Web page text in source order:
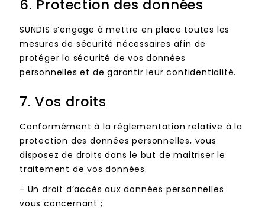
6. Protection des données
SUNDIS s’engage à mettre en place toutes les
mesures de sécurité nécessaires afin de
protéger la sécurité de vos données
personnelles et de garantir leur confidentialité.
7. Vos droits
Conformément à la réglementation relative à la
protection des données personnelles, vous
disposez de droits dans le but de maitriser le
traitement de vos données.
- Un droit d’accès aux données personnelles
vous concernant ;